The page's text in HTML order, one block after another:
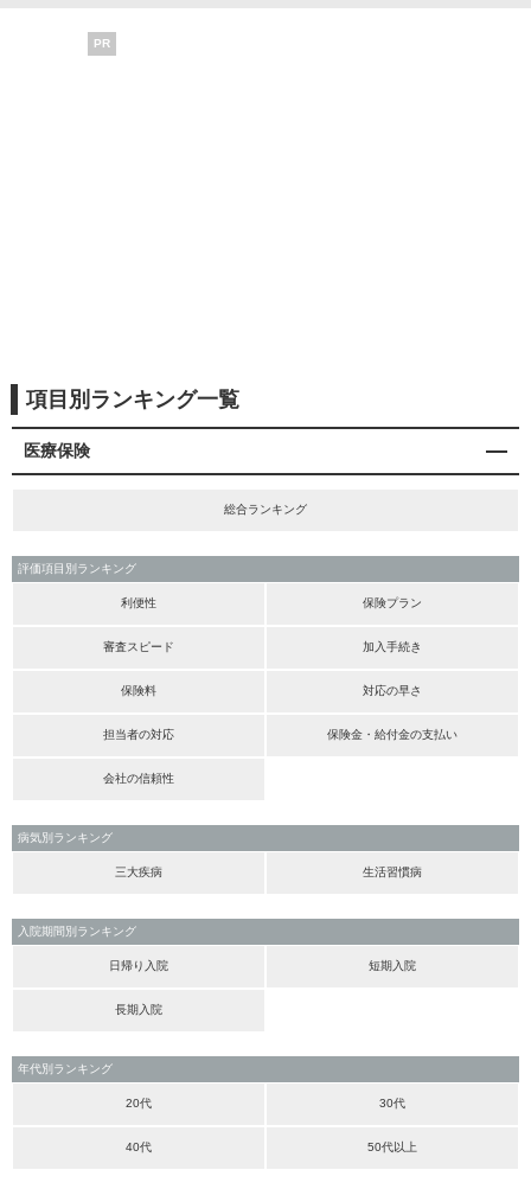
PR
項目別ランキング一覧
医療保険
総合ランキング
評価項目別ランキング
利便性 保険プラン
審査スピード 加入手続き
保険料 対応の早さ
担当者の対応 保険金・給付金の支払い
会社の信頼性
病気別ランキング
三大疾病 生活習慣病
入院期間別ランキング
日帰り入院 短期入院
長期入院
年代別ランキング
20代 30代
40代 50代以上